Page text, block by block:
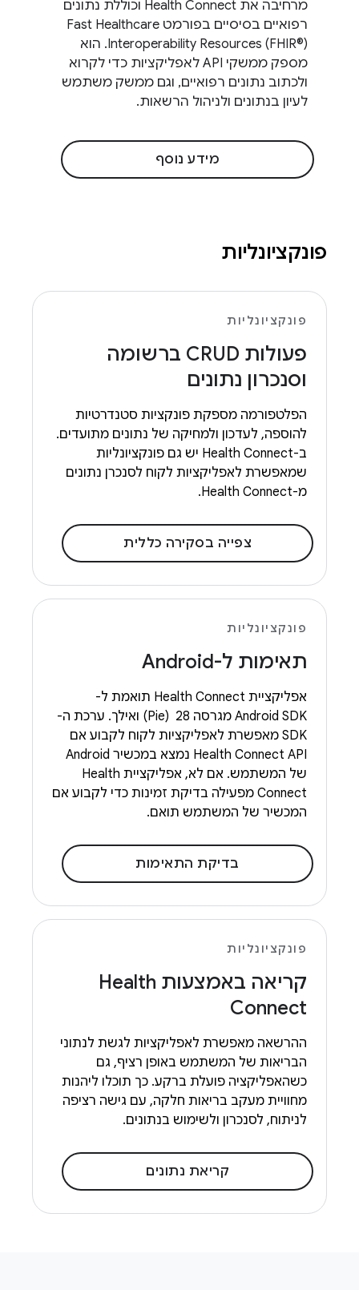
מרחיבה את Health Connect וכוללת נתונים
רפואיים בסיסיים בפורמט Fast Healthcare
Interoperability Resources (FHIR®‎). הוא
מספק ממשקי API לאפליקציות כדי לקרוא
ולכתוב נתונים רפואיים, וגם ממשק משתמש
לעיון בנתונים ולניהול הרשאות.
מידע נוסף
פונקציונליות
פונקציונליות
פעולות CRUD ברשומה
וסנכרון נתונים
הפלטפורמה מספקת פונקציות סטנדרטיות
להוספה, לעדכון ולמחיקה של נתונים מתועדים.
ב-Health Connect יש גם פונקציונליות
שמאפשרת לאפליקציות לקוח לסנכרן נתונים
מ-Health Connect.
צפייה בסקירה כללית
פונקציונליות
תאימות ל-Android
אפליקציית Health Connect תואמת ל-
Android SDK מגרסה 28 ‏ (Pie) ואילך. ערכת ה-
SDK מאפשרת לאפליקציות לקוח לקבוע אם
Health Connect API נמצא במכשיר Android
של המשתמש. אם לא, אפליקציית Health
Connect מפעילה בדיקת זמינות כדי לקבוע אם
המכשיר של המשתמש תואם.
בדיקת התאימות
פונקציונליות
קריאה באמצעות Health
Connect
ההרשאה מאפשרת לאפליקציות לגשת לנתוני
הבריאות של המשתמש באופן רציף, גם
כשהאפליקציה פועלת ברקע. כך תוכלו ליהנות
מחוויית מעקב בריאות חלקה, עם גישה רציפה
לניתוח, לסנכרון ולשימוש בנתונים.
קריאת נתונים